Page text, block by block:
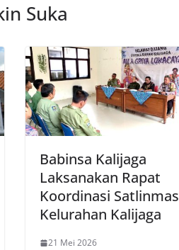
Suka
Babinsa Kalijaga
Laksanakan Rapat
Koordinasi Satlinmas
Kelurahan Kalijaga
21 Mei 2026